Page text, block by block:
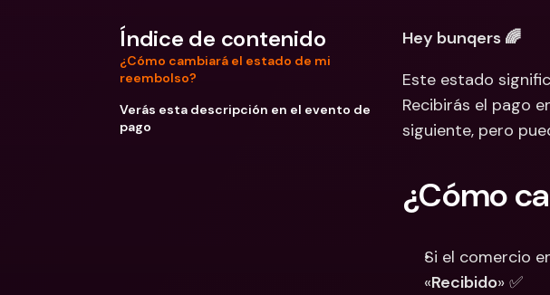
Índice de contenido
¿Cómo cambiará el estado de mi
reembolso?
Verás esta descripción en el evento de
pago
Hey bunqers 🌈
Este estado
Recibirás el pago
siguiente, pero
¿Cómo
Si el comercio
«Recibido» ✅